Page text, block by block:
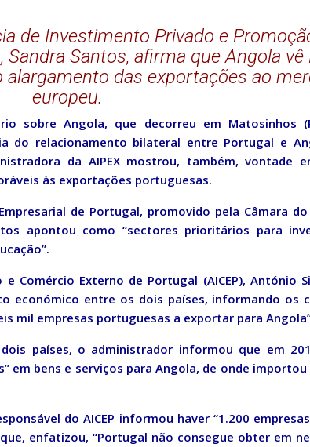
de Investimento Privado e
Sandra Santos, afirma que Angola
alargamento das exportações ao
europeu.
sobre Angola, que decorreu em Matosinhos
do relacionamento bilateral entre Portugal e
da AIPEX mostrou, também, vontade
às exportações portuguesas.
de Portugal, promovido pela Câmara
apontou como “sectores prioritários para
Comércio Externo de Portugal (AICEP), António
económico entre os dois países, informando os
mil empresas portuguesas a exportar para
países, o administrador informou que em
em bens e serviços para Angola, de onde
do AICEP informou haver “1.200
enfatizou, “Portugal não consegue obter em